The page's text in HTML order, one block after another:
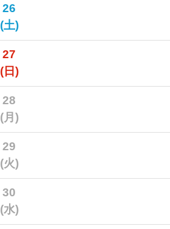
26
(土)
27
(日)
28
(月)
29
(火)
30
(水)